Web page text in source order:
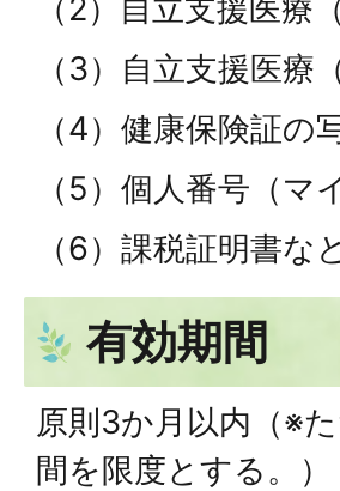
（2）自立支援医療
（3）自立支援医療
（4）健康保険証
（5）個人番号（
（6）課税証明書
有効期間
原則3か月以内（※
間を限度とする。）